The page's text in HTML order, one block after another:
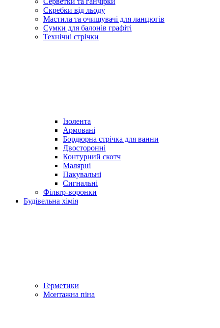
Скребки від льоду
Мастила та очищувачі для ланцюгів
Сумки для балонів графіті
Технічні стрічки
Ізолента
Армовані
Бордюрна стрічка для ванни
Двосторонні
Контурний скотч
Малярні
Пакувальні
Сигнальні
Фільтр-воронки
Будівельна хімія
Герметики
Монтажна піна